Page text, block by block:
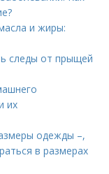
и жиры:
следы от прыщей
их
одежды –,
в размерах